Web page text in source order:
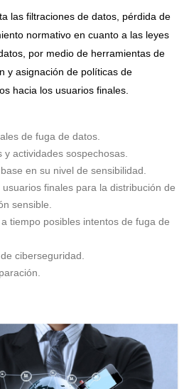
las filtraciones de datos, pérdida de
normativo en cuanto a las leyes
por medio de herramientas de
y asignación de políticas de
hacia los usuarios finales.
de fuga de datos.
y actividades sospechosas.
en su nivel de sensibilidad.
finales para la distribución de
sensible.
tiempo posibles intentos de fuga de
ciberseguridad.